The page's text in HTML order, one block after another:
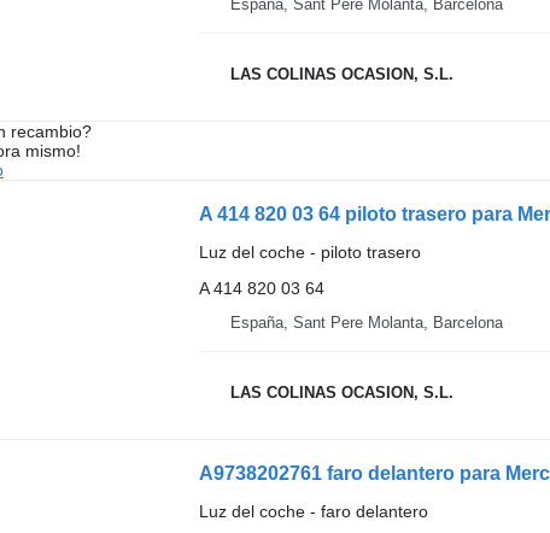
España, Sant Pere Molanta, Barcelona
LAS COLINAS OCASION, S.L.
recambio?
mismo!
Luz del coche - piloto trasero
A 414 820 03 64
España, Sant Pere Molanta, Barcelona
LAS COLINAS OCASION, S.L.
Luz del coche - faro delantero